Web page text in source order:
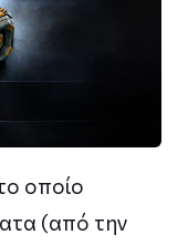
οποίο
(από την